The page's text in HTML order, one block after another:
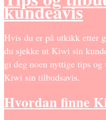
kundeavis
Hvis du er på utkikk etter
du sjekke ut Kiwi sin
gi deg noen nyttige tips
Kiwi sin tilbudsavis.
Hvordan finne